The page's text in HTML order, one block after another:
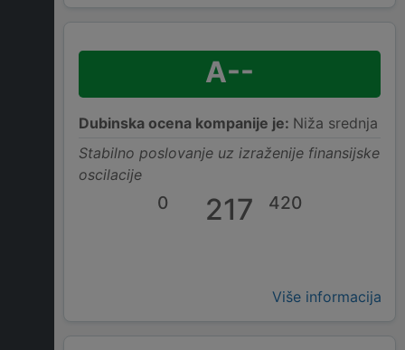
A--
Dubinska ocena kompanije je: Niža srednja
Stabilno poslovanje uz izraženije finansijske
oscilacije
0 217 420
Više informacija